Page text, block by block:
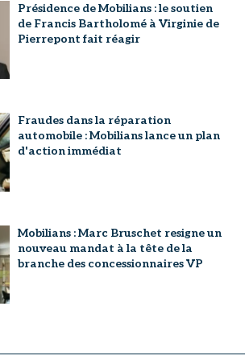
Présidence de Mobilians : le soutien
de Francis Bartholomé à Virginie de
Pierrepont fait réagir
Fraudes dans la réparation
automobile : Mobilians lance un plan
d'action immédiat
Mobilians : Marc Bruschet resigne un
nouveau mandat à la tête de la
branche des concessionnaires VP